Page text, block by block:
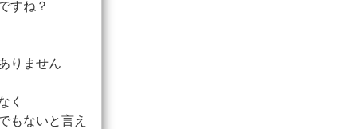
すね？
りません
く
もないと言え